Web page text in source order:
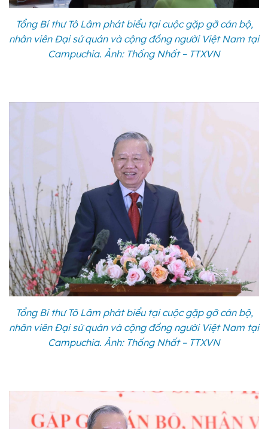
Tổng Bí thư Tô Lâm phát biểu tại cuộc gặp gỡ cán bộ,
nhân viên Đại sứ quán và cộng đồng người Việt Nam tại
Campuchia. Ảnh: Thống Nhất – TTXVN
Tổng Bí thư Tô Lâm phát biểu tại cuộc gặp gỡ cán bộ,
nhân viên Đại sứ quán và cộng đồng người Việt Nam tại
Campuchia. Ảnh: Thống Nhất – TTXVN